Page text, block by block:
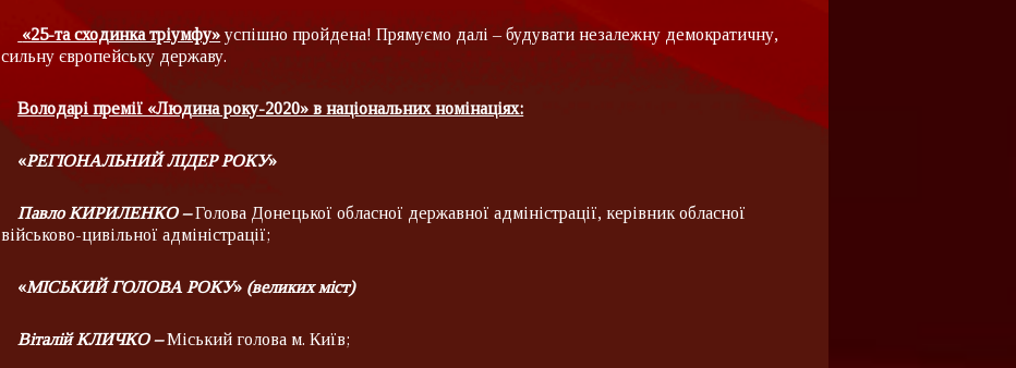
«25-та сходинка тріумфу» успішно пройдена! Прямуємо далі – будувати незалежну демократичну,
сильну європейську державу.
Володарі премії «Людина року-2020» в національних номінаціях:
«РЕГІОНАЛЬНИЙ ЛІДЕР РОКУ»
Павло КИРИЛЕНКО –Голова Донецької обласної державної адміністрації, керівник обласної
військово-цивільної адміністрації;
«МІСЬКИЙ ГОЛОВА РОКУ» (великих міст)
Віталій КЛИЧКО –Міський голова м. Київ;